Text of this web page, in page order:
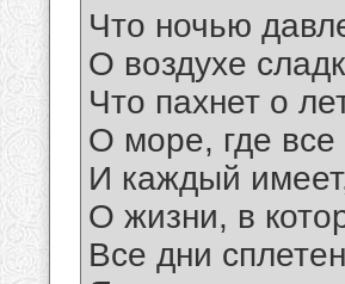
Что ночью
О воздухе
Что пахнет о
О море, где все
И каждый
О жизни, в
Все дни